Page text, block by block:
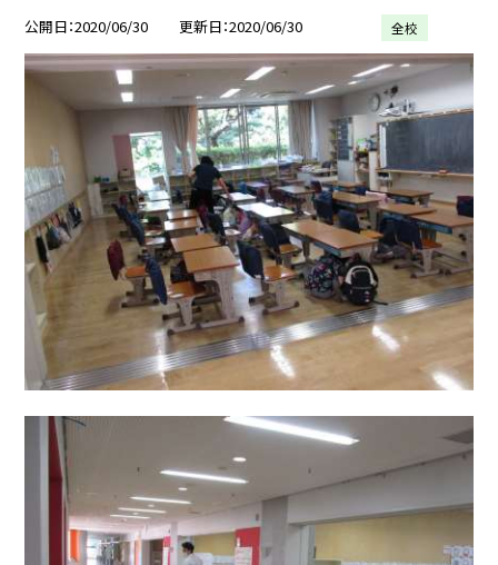
公開日 2020/06/30 更新日 2020/06/30 全校